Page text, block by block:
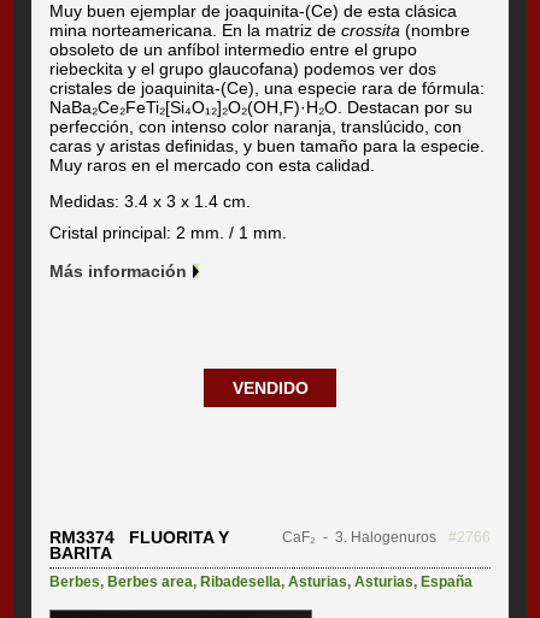
Muy buen ejemplar de joaquinita-(Ce) de esta clásica
mina norteamericana. En la matriz decrossita (nombre
obsoleto de un anfíbol intermedio entre el grupo
riebeckita y el grupo glaucofana) podemos ver dos
cristales de joaquinita-(Ce), una especie rara de fórmula:
NaBa₂Ce₂FeTi₂[Si₄O₁₂]₂O₂(OH,F)·H₂O. Destacan por su
perfección, con intenso color naranja, translúcido, con
caras y aristas definidas, y buen tamaño para la especie.
Muy raros en el mercado con esta calidad.
Medidas: 3.4 x 3 x 1.4 cm.
Cristal principal: 2 mm. / 1 mm.
Más información
VENDIDO
RM3374 FLUORITA Y
BARITA
CaF₂ - 3. Halogenuros #2766
Berbes, Berbes area, Ribadesella,Asturias,Asturias, España